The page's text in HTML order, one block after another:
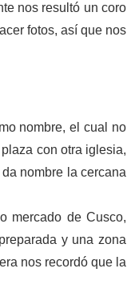
nos resultó un coro
fotos, así que nos
nombre, el cual no
con otra iglesia,
nombre la cercana
mercado de Cusco,
y una zona
nos recordó que la